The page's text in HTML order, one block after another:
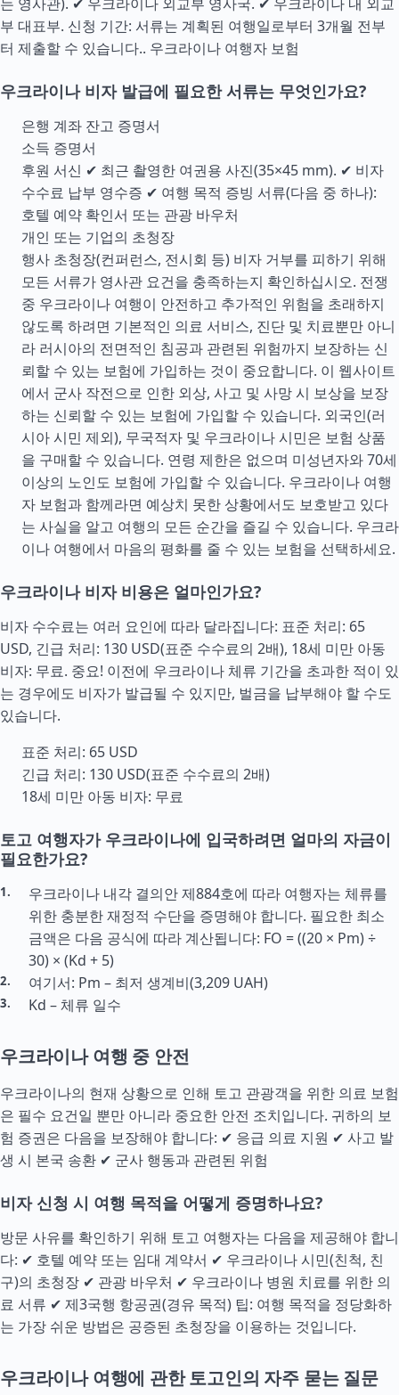
부 대표부. 신청 기간: 서류는 계획된 여행일로부터 3개월 전부
터 제출할 수 있습니다.. 우크라이나 여행자 보험
우크라이나 비자 발급에 필요한 서류는 무엇인가요?
은행 계좌 잔고 증명서
소득 증명서
후원 서신 ✔ 최근 촬영한 여권용 사진(35×45 mm). ✔ 비자
수수료 납부 영수증 ✔ 여행 목적 증빙 서류(다음 중 하나):
호텔 예약 확인서 또는 관광 바우처
개인 또는 기업의 초청장
행사 초청장(컨퍼런스, 전시회 등) 비자 거부를 피하기 위해
모든 서류가 영사관 요건을 충족하는지 확인하십시오. 전쟁
중 우크라이나 여행이 안전하고 추가적인 위험을 초래하지
않도록 하려면 기본적인 의료 서비스, 진단 및 치료뿐만 아니
라 러시아의 전면적인 침공과 관련된 위험까지 보장하는 신
뢰할 수 있는 보험에 가입하는 것이 중요합니다. 이 웹사이트
에서 군사 작전으로 인한 외상, 사고 및 사망 시 보상을 보장
하는 신뢰할 수 있는 보험에 가입할 수 있습니다. 외국인(러
시아 시민 제외), 무국적자 및 우크라이나 시민은 보험 상품
을 구매할 수 있습니다. 연령 제한은 없으며 미성년자와 70세
이상의 노인도 보험에 가입할 수 있습니다. 우크라이나 여행
자 보험과 함께라면 예상치 못한 상황에서도 보호받고 있다
는 사실을 알고 여행의 모든 순간을 즐길 수 있습니다. 우크라
이나 여행에서 마음의 평화를 줄 수 있는 보험을 선택하세요.
우크라이나 비자 비용은 얼마인가요?
비자 수수료는 여러 요인에 따라 달라집니다: 표준 처리: 65
USD, 긴급 처리: 130 USD(표준 수수료의 2배), 18세 미만 아동
비자: 무료. 중요! 이전에 우크라이나 체류 기간을 초과한 적이 있
는 경우에도 비자가 발급될 수 있지만, 벌금을 납부해야 할 수도
있습니다.
표준 처리: 65 USD
긴급 처리: 130 USD(표준 수수료의 2배)
18세 미만 아동 비자: 무료
토고 여행자가 우크라이나에 입국하려면 얼마의 자금이
필요한가요?
우크라이나 내각 결의안 제884호에 따라 여행자는 체류를
위한 충분한 재정적 수단을 증명해야 합니다. 필요한 최소
금액은 다음 공식에 따라 계산됩니다: FO = ((20 × Pm) ÷
30) × (Kd + 5)
여기서: Pm – 최저 생계비(3,209 UAH)
Kd – 체류 일수
우크라이나 여행 중 안전
우크라이나의 현재 상황으로 인해 토고 관광객을 위한 의료 보험
은 필수 요건일 뿐만 아니라 중요한 안전 조치입니다. 귀하의 보
험 증권은 다음을 보장해야 합니다: ✔ 응급 의료 지원 ✔ 사고 발
생 시 본국 송환 ✔ 군사 행동과 관련된 위험
비자 신청 시 여행 목적을 어떻게 증명하나요?
방문 사유를 확인하기 위해 토고 여행자는 다음을 제공해야 합니
다: ✔ 호텔 예약 또는 임대 계약서 ✔ 우크라이나 시민(친척, 친
구)의 초청장 ✔ 관광 바우처 ✔ 우크라이나 병원 치료를 위한 의
료 서류 ✔ 제3국행 항공권(경유 목적) 팁: 여행 목적을 정당화하
는 가장 쉬운 방법은 공증된 초청장을 이용하는 것입니다.
우크라이나 여행에 관한 토고인의 자주 묻는 질문